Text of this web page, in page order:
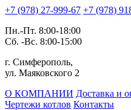
+7 (978) 27-999-67 +7 (978)
Пн.-Пт. 8:00-18:00
Сб. -Вс. 8:00-15:00
г. Симферополь,
ул. Маяковского 2
О КОМПАНИИ Доставка и
Чертежи котлов Контакты